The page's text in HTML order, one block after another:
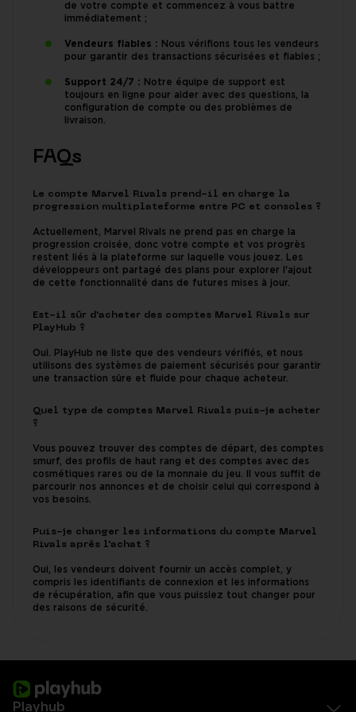
de votre compte et commencez à vous battre
immédiatement ;
Vendeurs fiables : Nous vérifions tous les vendeurs
pour garantir des transactions sécurisées et fiables ;
Support 24/7 : Notre équipe de support est
toujours en ligne pour aider avec des questions, la
configuration de compte ou des problèmes de
livraison.
FAQs
Le compte Marvel Rivals prend-il en charge la
progression multiplateforme entre PC et consoles ?
Actuellement, Marvel Rivals ne prend pas en charge la
progression croisée, donc votre compte et vos progrès
restent liés à la plateforme sur laquelle vous jouez. Les
développeurs ont partagé des plans pour explorer l'ajout
de cette fonctionnalité dans de futures mises à jour.
Est-il sûr d'acheter des comptes Marvel Rivals sur
PlayHub ?
Oui. PlayHub ne liste que des vendeurs vérifiés, et nous
utilisons des systèmes de paiement sécurisés pour garantir
une transaction sûre et fluide pour chaque acheteur.
Quel type de comptes Marvel Rivals puis-je acheter
?
Vous pouvez trouver des comptes de départ, des comptes
smurf, des profils de haut rang et des comptes avec des
cosmétiques rares ou de la monnaie du jeu. Il vous suffit de
parcourir nos annonces et de choisir celui qui correspond à
vos besoins.
Puis-je changer les informations du compte Marvel
Rivals après l'achat ?
Oui, les vendeurs doivent fournir un accès complet, y
compris les identifiants de connexion et les informations
de récupération, afin que vous puissiez tout changer pour
des raisons de sécurité.
Playhub